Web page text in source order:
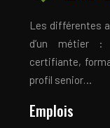
Les différentes
d’un métier :
certifiante,
profil senior…
Emplois